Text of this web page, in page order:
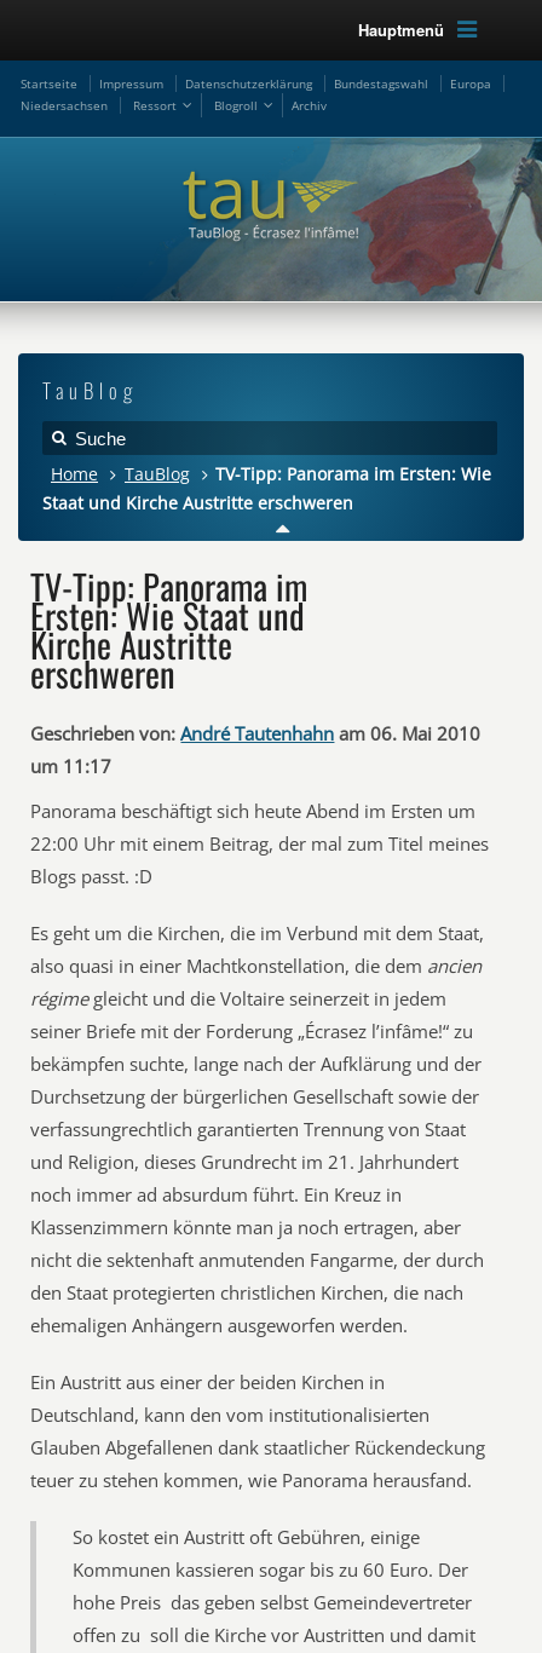
Hauptmenü
Startseite Impressum Datenschutzerklärung Bundestagswahl
Europa
Niedersachsen
Ressort Blogroll Archiv
TauBlog
Home TauBlog
TV-Tipp: Panorama im Ersten: Wie
Staat und Kirche Austritte erschweren
TV-Tipp: Panorama im
Ersten: Wie Staat und
Kirche Austritte
erschweren
Geschrieben von: André Tautenhahn am 06. Mai 2010
um 11:17
Panorama beschäftigt sich heute Abend im Ersten um
22:00 Uhr mit einem Beitrag, der mal zum Titel meines
Blogs passt. :D
Es geht um die Kirchen, die im Verbund mit dem Staat,
also quasi in einer Machtkonstellation, die dem ancien
régimegleicht und die Voltaire seinerzeit in jedem
seiner Briefe mit der Forderung „Écrasez l’infâme!“ zu
bekämpfen suchte, lange nach der Aufklärung und der
Durchsetzung der bürgerlichen Gesellschaft sowie der
verfassungrechtlich garantierten Trennung von Staat
und Religion, dieses Grundrecht im 21. Jahrhundert
noch immer ad absurdum führt. Ein Kreuz in
Klassenzimmern könnte man ja noch ertragen, aber
nicht die sektenhaft anmutenden Fangarme, der durch
den Staat protegierten christlichen Kirchen, die nach
ehemaligen Anhängern ausgeworfen werden.
Ein Austritt aus einer der beiden Kirchen in
Deutschland, kann den vom institutionalisierten
Glauben Abgefallenen dank staatlicher Rückendeckung
teuer zu stehen kommen, wie Panorama herausfand.
So kostet ein Austritt oft Gebühren, einige
Kommunen kassieren sogar bis zu 60 Euro. Der
hohe Preis  das geben selbst Gemeindevertreter
offen zu  soll die Kirche vor Austritten und damit